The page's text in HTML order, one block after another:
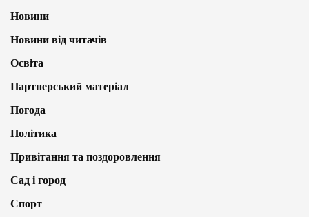
Новини
Новини від читачів
Освіта
Партнерський матеріал
Погода
Політика
Привітання та поздоровлення
Сад і город
Спорт